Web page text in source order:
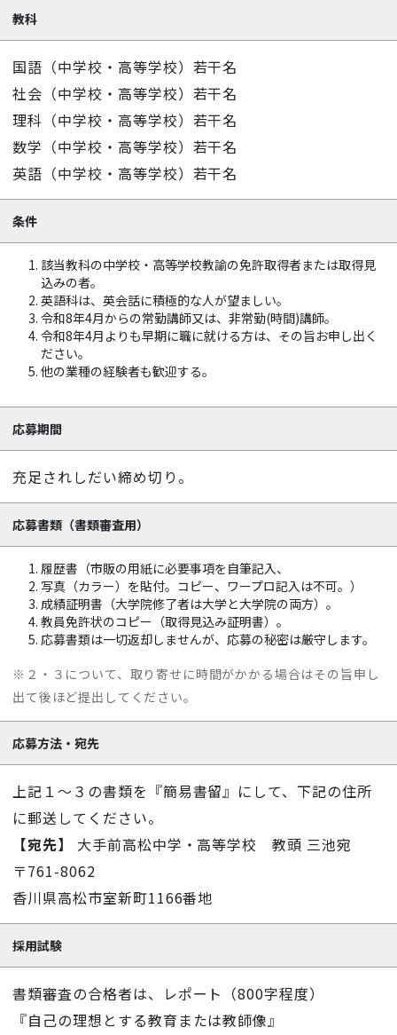
教科
国語（中学校・高等学校）若干名
社会（中学校・高等学校）若干名
理科（中学校・高等学校）若干名
数学（中学校・高等学校）若干名
英語（中学校・高等学校）若干名
条件
該当教科の中学校・高等学校教諭の免許取得者または取得見
込みの者。
英語科は、英会話に積極的な人が望ましい。
令和8年4月からの常勤講師又は、非常勤(時間)講師。
令和8年4月よりも早期に職に就ける方は、その旨お申し出く
ださい。
他の業種の経験者も歓迎する。
応募期間
充足されしだい締め切り。
応募書類 （書類審査用）
履歴書（市販の用紙に必要事項を自筆記入、
写真（カラー）を貼付。コピー、ワープロ記入は不可。）
成績証明書（大学院修了者は大学と大学院の両方）。
教員免許状のコピー（取得見込み証明書）。
応募書類は一切返却しませんが、応募の秘密は厳守します。
※２・３について、取り寄せに時間がかかる場合はその旨申し
出て後ほど提出してください。
応募方法・宛先
上記１～３の書類を『簡易書留』にして、下記の住所
に郵送してください。
【宛先】
大手前高松中学・高等学校 教頭 三池宛
〒761-8062
香川県高松市室新町1166番地
採用試験
書類審査の合格者は、レポート（800字程度）
『自己の理想とする教育または教師像』